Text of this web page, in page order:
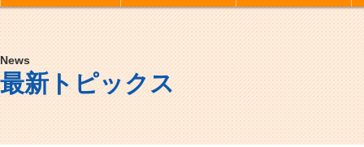
News
最新トピックス